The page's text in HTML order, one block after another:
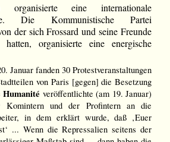
eine internationale
Die Kommunistische Partei
der sich Frossard und seine Freunde
hatten, organisierte eine energische
Januar fanden 30 Protestveranstaltungen
von Paris [gegen] die Besetzung
Humanité veröffentlichte (am 19. Januar)
und der Profintern an die
in dem erklärt wurde, daß ‚Euer
... Wenn die Repressalien seitens der